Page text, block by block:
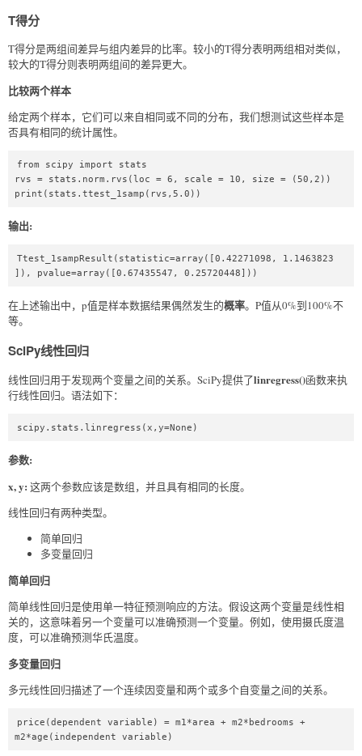
T得分
T得分是两组间差异与组内差异的比率。较小的T得分表明两组相对类似，
较大的T得分则表明两组间的差异更大。
比较两个样本
给定两个样本，它们可以来自相同或不同的分布，我们想测试这些样本是
否具有相同的统计属性。
from scipy import stats
rvs = stats.norm.rvs(loc = 6, scale = 10, size = (50,2))
print(stats.ttest_1samp(rvs,5.0))
输出:
Ttest_1sampResult(statistic=array([0.42271098, 1.1463823
]), pvalue=array([0.67435547, 0.25720448]))
在上述输出中，p值是样本数据结果偶然发生的概率。P值从0%到100%不
等。
SciPy线性回归
线性回归用于发现两个变量之间的关系。SciPy提供了linregress()函数来执
行线性回归。语法如下：
scipy.stats.linregress(x,y=None)
参数:
x, y: 这两个参数应该是数组，并且具有相同的长度。
线性回归有两种类型。
简单回归
多变量回归
简单回归
简单线性回归是使用单一特征预测响应的方法。假设这两个变量是线性相
关的，这意味着另一个变量可以准确预测一个变量。例如，使用摄氏度温
度，可以准确预测华氏温度。
多变量回归
多元线性回归描述了一个连续因变量和两个或多个自变量之间的关系。
price(dependent variable) = m1*area + m2*bedrooms +
m2*age(independent variable)